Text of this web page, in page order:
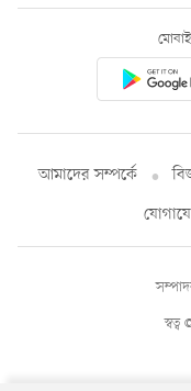
আমাদের সম্পর্কে